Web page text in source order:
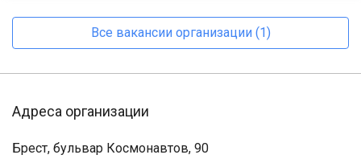
Все вакансии организации (1)
Адреса организации
Брест, бульвар Космонавтов, 90